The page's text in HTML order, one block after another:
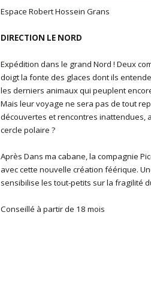
Espace Robert Hossein Grans
DIRECTION LE NORD
Expédition dans le grand Nord ! Deux
doigt la fonte des glaces dont ils
les derniers animaux qui peuplent
Mais leur voyage ne sera pas de tout
découvertes et rencontres inattendues,
cercle polaire ?
Après Dans ma cabane, la compagnie
avec cette nouvelle création féérique.
sensibilise les tout-petits sur la fragilité
Conseillé à partir de 18 mois